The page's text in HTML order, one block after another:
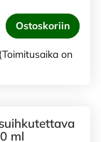
Ostoskoriin
on
ml